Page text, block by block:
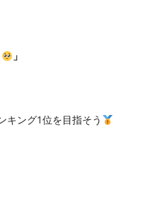
」
キング1位を目指そう